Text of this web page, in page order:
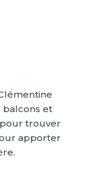
balcons et
trouver
apporter